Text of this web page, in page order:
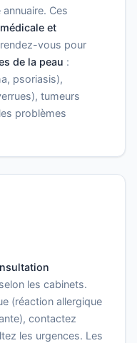
Ces
et
vous pour
de la peau :
psoriasis),
tumeurs
problèmes
les cabinets.
(réaction allergique
contactez
les urgences. Les